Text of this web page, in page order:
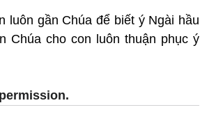
luôn gần Chúa để biết ý Ngài hầu
Chúa cho con luôn thuận phục ý